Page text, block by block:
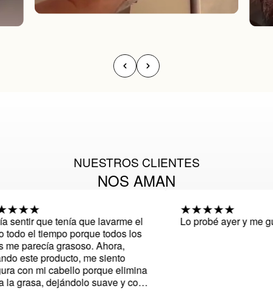
NUESTROS CLIENTES
NOS AMAN
que tenía que lavarme el
el tiempo porque todos los
parecía grasoso. Ahora,
este producto, me siento
con mi cabello porque elimina
dejándolo suave y con
Lo probé ayer y me